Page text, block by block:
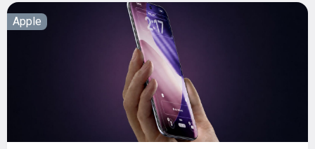
Apple